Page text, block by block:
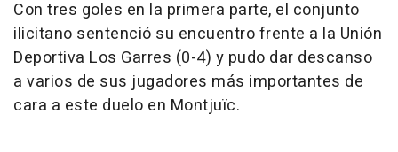
Con tres goles en la primera parte, el conjunto
ilicitano sentenció su encuentro frente a la Unión
Deportiva Los Garres (0-4) y pudo dar descanso
a varios de sus jugadores más importantes de
cara a este duelo en Montjuïc.